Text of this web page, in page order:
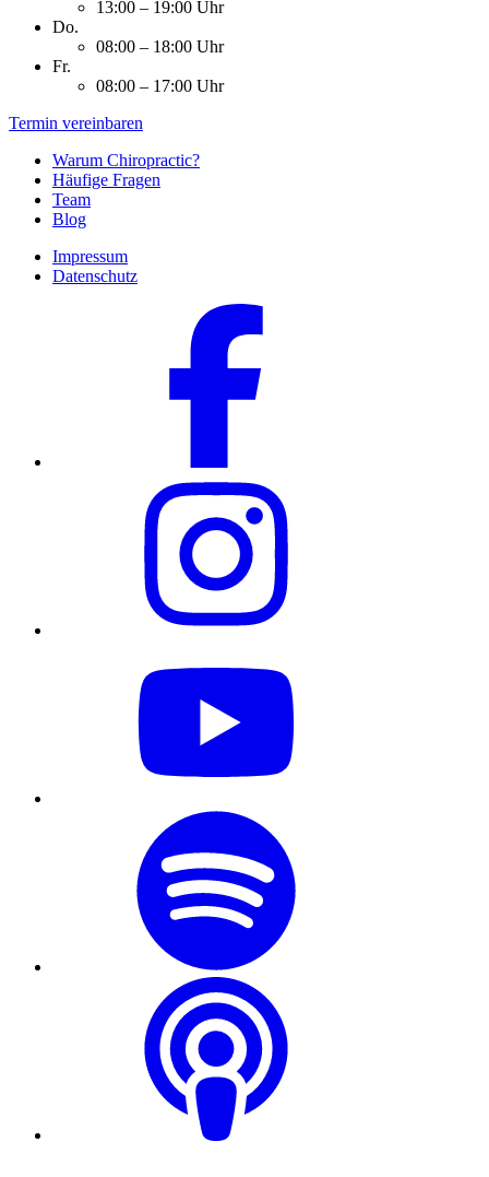
13:00 – 19:00 Uhr
Do.
08:00 – 18:00 Uhr
Fr.
08:00 – 17:00 Uhr
Termin vereinbaren
Warum Chiropractic?
Häufige Fragen
Team
Blog
Impressum
Datenschutz